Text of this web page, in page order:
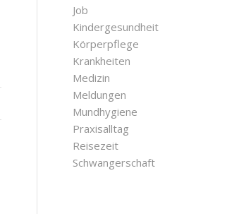
Job
Kindergesundheit
Körperpflege
Krankheiten
Medizin
Meldungen
Mundhygiene
Praxisalltag
Reisezeit
Schwangerschaft